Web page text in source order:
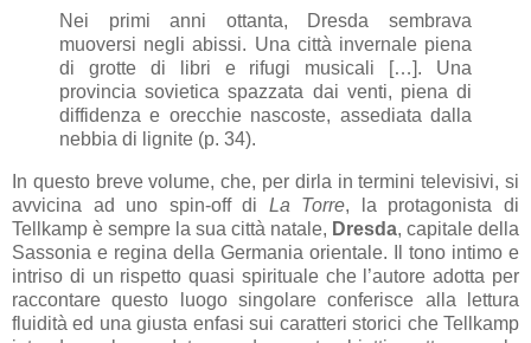
Nei primi anni ottanta, Dresda sembrava
muoversi negli abissi. Una città invernale piena
di grotte di libri e rifugi musicali […]. Una
provincia sovietica spazzata dai venti, piena di
diffidenza e orecchie nascoste, assediata dalla
nebbia di lignite (p. 34).
In questo breve volume, che, per dirla in termini televisivi, si
avvicina ad uno spin-off di La Torre, la protagonista di
Tellkamp è sempre la sua città natale, Dresda, capitale della
Sassonia e regina della Germania orientale. Il tono intimo e
intriso di un rispetto quasi spirituale che l’autore adotta per
raccontare questo luogo singolare conferisce alla lettura
fluidità ed una giusta enfasi sui caratteri storici che Tellkamp